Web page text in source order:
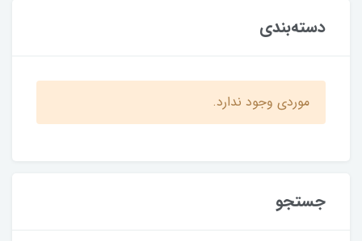
دسته‌بندی
موردی وجود ندارد.
جستجو